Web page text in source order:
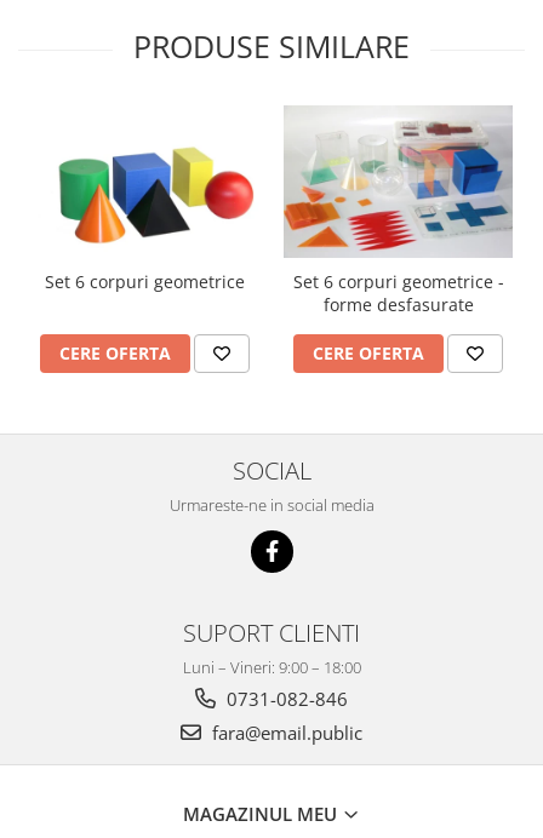
Accesorii Laptopuri
Conectivitate si Accesorii
Monitoare
Tablete si Accesorii
Imprimante si Multifunctionale
Multifunctionale
Imprimante si Scanere 3D
Software Educational
Mobilier Cresa si Gradinita
PRODUSE SIMILARE
Set 6 corpuri geometrice
CERE OFERTA
Set 6 corpuri geometrice -
forme desfasurate
CERE OFERTA
SOCIAL
Urmareste-ne in social media
SUPORT CLIENTI
Luni – Vineri: 9:00 – 18:00
0731-082-846
fara@email.public
MAGAZINUL MEU